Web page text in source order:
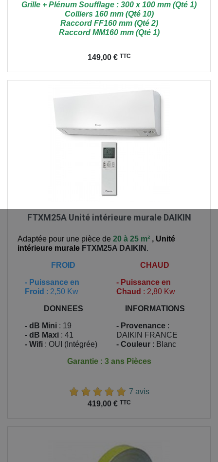
Grille + Plénum Soufflage : 300 x 100 mm (Qté 1)
Colliers 160 mm (Qté 10)
Raccord FF160 mm (Qté 2)
Raccord MM160 mm (Qté 1)
149,00 € TTC
FTXM25A Unité intérieure murale DAIKIN
Adaptée pour une pièce de 20 à 25 m² , Unité
intérieure murale FTXM25A DAIKIN .
FROID
- Puissance en
Froid : 2,50 Kw
CHAUD
- Puissance en
Chaud : 2,80 Kw
DONNEES
- dB Mini : 19
- dB Maxi : 41
- Wifi : OUI (Intégrée)
INFORMATIONS
- Provenance :
DAIKIN FRANCE
- Couleur : Blanc
Garantie : 3 ans Pièces
7 avis
419,00 € TTC